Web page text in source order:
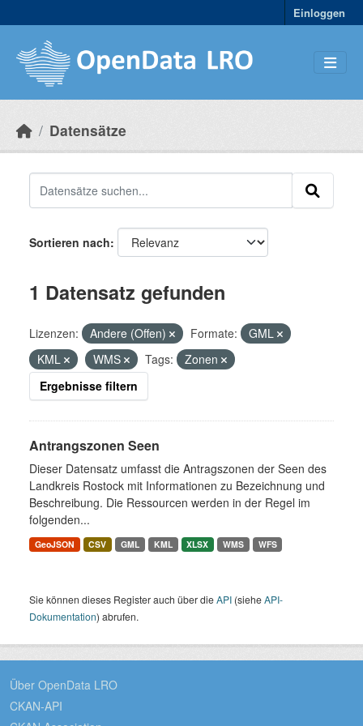
Einloggen
Datensätze
Sortieren nach
1 Datensatz gefunden
Lizenzen: Andere (Offen) Formate:
GML
KML
WMS Tags:
Zonen
Ergebnisse filtern
Antrangszonen Seen
Dieser Datensatz umfasst die Antragszonen der Seen des
Landkreis Rostock mit Informationen zu Bezeichnung und
Beschreibung. Die Ressourcen werden in der Regel im
folgenden...
GeoJSON CSV GML KML XLSX WMS WFS
Sie können dieses Register auch über dieAPI (sieheAPI-
Dokumentation) abrufen.
Über OpenData LRO
CKAN-API